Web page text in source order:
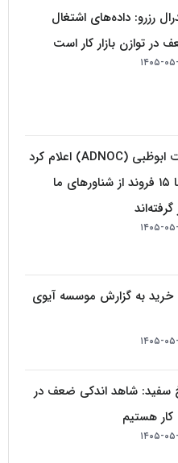
اشتغال
کار است
شرکت ملی نفت ابوظبی (ADNOC) اعلام کرد
۱۵ فروند از شناورهای ما
موسسه آیوی
اندکی ضعف در